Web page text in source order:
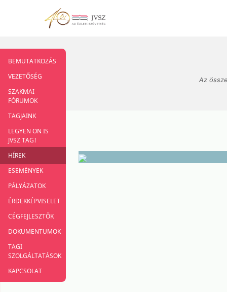
Az
BEMUTATKOZÁS
VEZETŐSÉG
SZAKMAI
FÓRUMOK
TAGJAINK
LEGYEN ÖN IS
JVSZ TAG!
HÍREK
ESEMÉNYEK
PÁLYÁZATOK
ÉRDEKKÉPVISELET
CÉGFEJLESZTŐK
DOKUMENTUMOK
TAGI
SZOLGÁLTATÁSOK
KAPCSOLAT